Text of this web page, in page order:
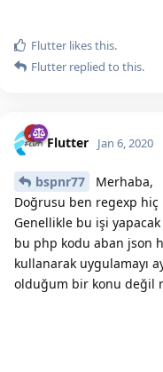
Flutter likes this.
Flutter replied to this.
Flutter Jan 6, 2020
bspnr77
Merhaba,
Doğrusu ben regexp hiç
Genellikle bu işi
bu php kodu aban json
kullanarak uygulamayı
olduğum bir konu değil